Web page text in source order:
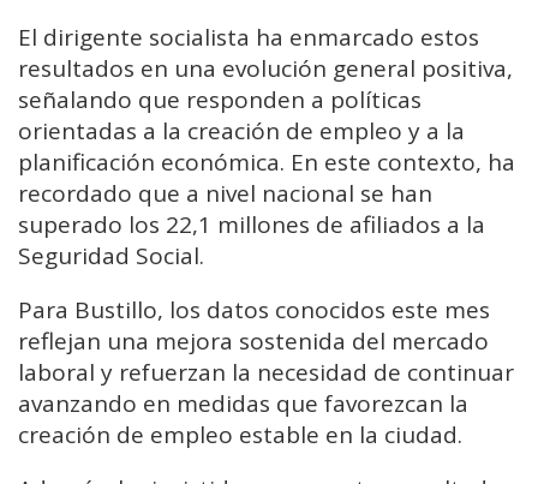
El dirigente socialista ha enmarcado estos
resultados en una evolución general positiva,
señalando que responden a políticas
orientadas a la creación de empleo y a la
planificación económica. En este contexto, ha
recordado que a nivel nacional se han
superado los 22,1 millones de afiliados a la
Seguridad Social.
Para Bustillo, los datos conocidos este mes
reflejan una mejora sostenida del mercado
laboral y refuerzan la necesidad de continuar
avanzando en medidas que favorezcan la
creación de empleo estable en la ciudad.